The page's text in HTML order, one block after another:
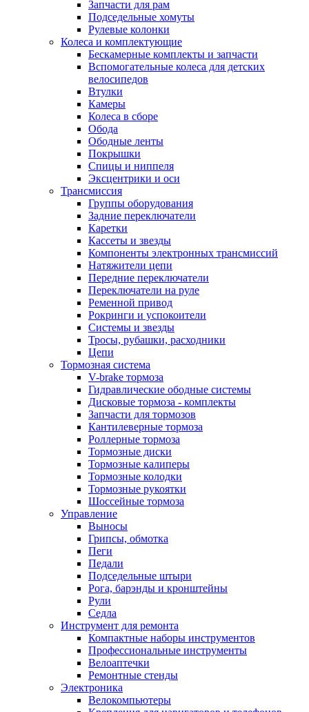
Запчасти для рам
Подседельные хомуты
Рулевые колонки
Колеса и комплектующие
Бескамерные комплекты и запчасти
Вспомогательные колеса для детских
велосипедов
Втулки
Камеры
Колеса в сборе
Обода
Ободные ленты
Покрышки
Спицы и ниппеля
Эксцентрики и оси
Трансмиссия
Группы оборудования
Задние переключатели
Каретки
Кассеты и звезды
Компоненты электронных трансмиссий
Натяжители цепи
Передние переключатели
Переключатели на руле
Ременной привод
Рокринги и успокоители
Системы и звезды
Тросы, рубашки, расходники
Цепи
Тормозная система
V-brake тормоза
Гидравлические ободные системы
Дисковые тормоза - комплекты
Запчасти для тормозов
Кантилеверные тормоза
Роллерные тормоза
Тормозные диски
Тормозные калиперы
Тормозные колодки
Тормозные рукоятки
Шоссейные тормоза
Управление
Выносы
Грипсы, обмотка
Пеги
Педали
Подседельные штыри
Рога, барэнды и кронштейны
Рули
Седла
Инструмент для ремонта
Компактные наборы инструментов
Профессиональные инструменты
Велоаптечки
Ремонтные стенды
Электроника
Велокомпьютеры